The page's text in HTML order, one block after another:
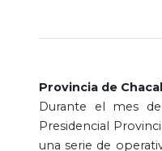
Provincia de
Durante el mes
Presidencial
una serie de